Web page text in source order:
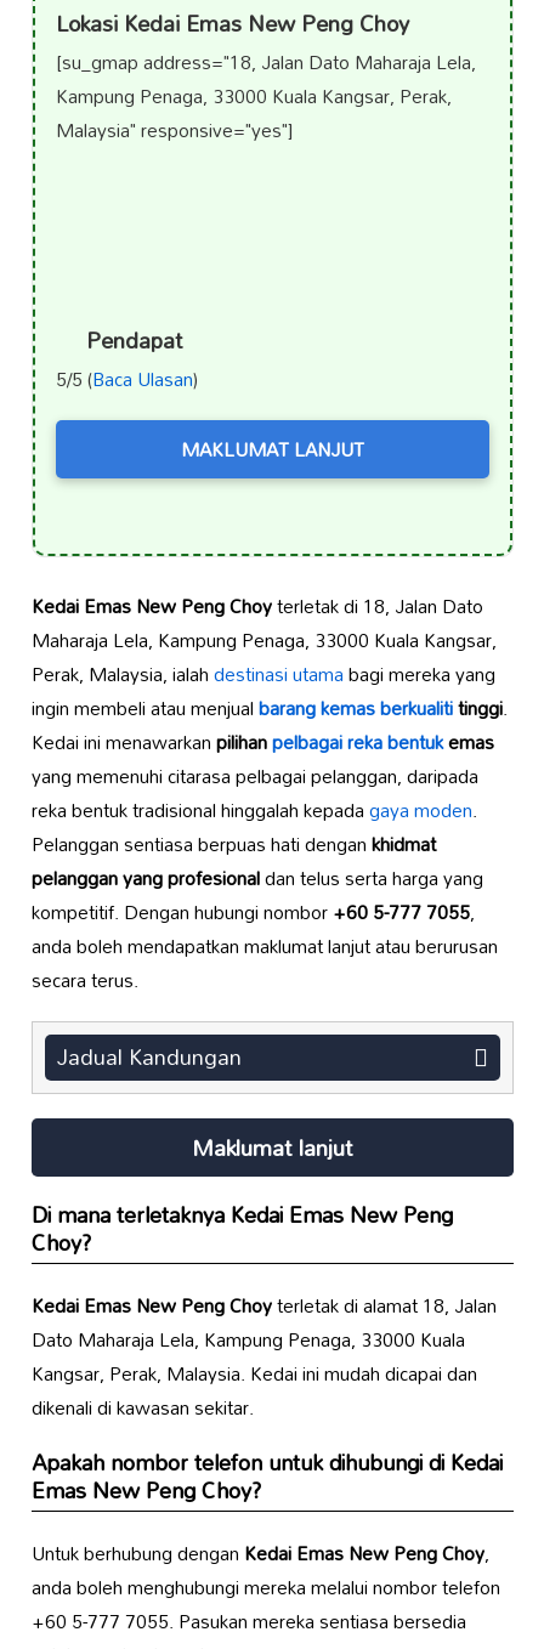
Lokasi Kedai Emas New Peng Choy
[su_gmap address="18, Jalan Dato Maharaja Lela,
Kampung Penaga, 33000 Kuala Kangsar, Perak,
Malaysia" responsive="yes"]
Pendapat
5/5 (Baca Ulasan)
MAKLUMAT LANJUT
Kedai Emas New Peng Choyterletak di 18, Jalan Dato
Maharaja Lela, Kampung Penaga, 33000 Kuala Kangsar,
Perak, Malaysia, ialahdestinasi utamabagi mereka yang
ingin membeli atau menjualbarang kemas berkualititinggi.
Kedai ini menawarkanpilihanpelbagai reka bentukemas
yang memenuhi citarasa pelbagai pelanggan, daripada
reka bentuk tradisional hinggalah kepadagaya moden.
Pelanggan sentiasa berpuas hati dengankhidmat
pelanggan yang profesionaldan telus serta harga yang
kompetitif. Dengan hubungi nombor+60 5-777 7055,
anda boleh mendapatkan maklumat lanjut atau berurusan
secara terus.
Jadual Kandungan
Maklumat lanjut
Di mana terletaknyaKedai Emas New Peng
Choy?
Kedai Emas New Peng Choyterletak di alamat 18, Jalan
Dato Maharaja Lela, Kampung Penaga, 33000 Kuala
Kangsar, Perak, Malaysia. Kedai ini mudah dicapai dan
dikenali di kawasan sekitar.
Apakah nombor telefon untuk dihubungi diKedai
Emas New Peng Choy?
Untuk berhubung denganKedai Emas New Peng Choy,
anda boleh menghubungi mereka melalui nombor telefon
+60 5-777 7055. Pasukan mereka sentiasa bersedia